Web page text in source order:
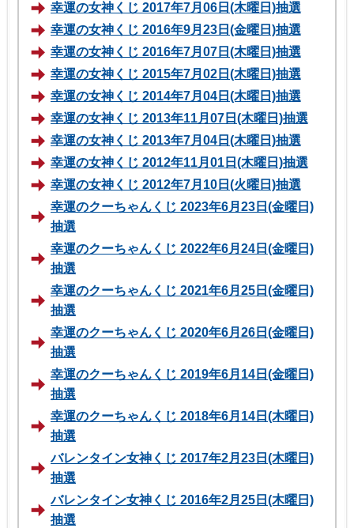
幸運の女神くじ 2017年7月06日(木曜日)抽選
幸運の女神くじ 2016年9月23日(金曜日)抽選
幸運の女神くじ 2016年7月07日(木曜日)抽選
幸運の女神くじ 2015年7月02日(木曜日)抽選
幸運の女神くじ 2014年7月04日(木曜日)抽選
幸運の女神くじ 2013年11月07日(木曜日)抽選
幸運の女神くじ 2013年7月04日(木曜日)抽選
幸運の女神くじ 2012年11月01日(木曜日)抽選
幸運の女神くじ 2012年7月10日(火曜日)抽選
幸運のクーちゃんくじ 2023年6月23日(金曜日)
抽選
幸運のクーちゃんくじ 2022年6月24日(金曜日)
抽選
幸運のクーちゃんくじ 2021年6月25日(金曜日)
抽選
幸運のクーちゃんくじ 2020年6月26日(金曜日)
抽選
幸運のクーちゃんくじ 2019年6月14日(金曜日)
抽選
幸運のクーちゃんくじ 2018年6月14日(木曜日)
抽選
バレンタイン女神くじ 2017年2月23日(木曜日)
抽選
バレンタイン女神くじ 2016年2月25日(木曜日)
抽選